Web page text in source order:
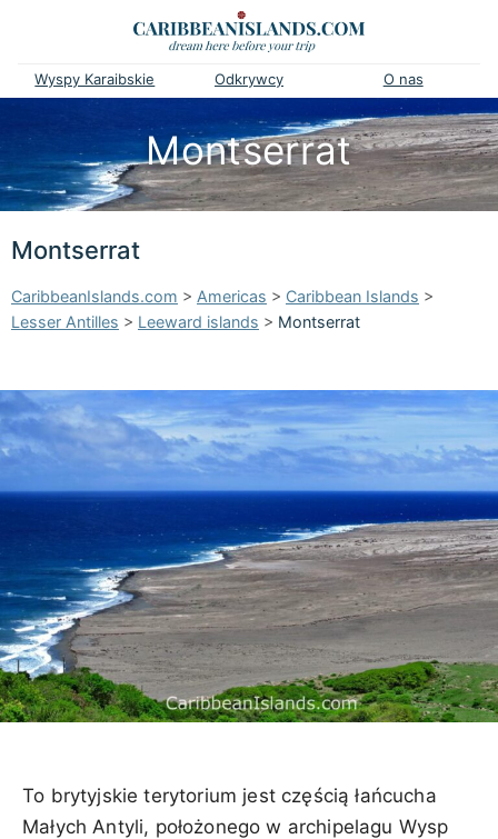
Wyspy Karaibskie Odkrywcy O nas
Montserrat
Montserrat
CaribbeanIslands.com > Americas > Caribbean Islands >
Lesser Antilles > Leeward islands > Montserrat
To brytyjskie terytorium jest częścią łańcucha
Małych Antyli, położonego w archipelagu Wysp